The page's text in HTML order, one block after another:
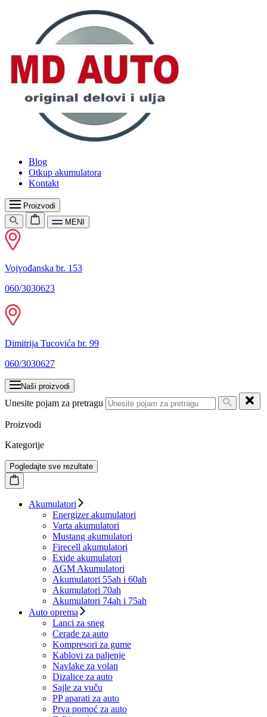
Blog
Otkup akumulatora
Kontakt
Proizvodi
MENI
Vojvođanska br. 153
060/3030623
Dimitrija Tucovića br. 99
060/3030627
Naši proizvodi
Unesite pojam za pretragu
Proizvodi
Kategorije
Pogledajte sve rezultate
Akumulatori
Energizer akumulatori
Varta akumulatori
Mustang akumulatori
Firecell akumulatori
Exide akumulatori
AGM Akumulatori
Akumulatori 55ah i 60ah
Akumulatori 70ah
Akumulatori 74ah i 75ah
Auto oprema
Lanci za sneg
Cerade za auto
Kompresori za gume
Kablovi za paljenje
Navlake za volan
Dizalice za auto
Sajle za vuču
PP aparati za auto
Prva pomoć za auto